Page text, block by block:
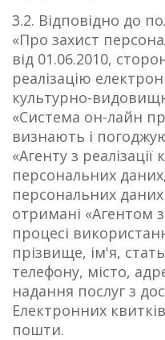
3.2. Відповідно до
«Про захист
від 01.06.2010,
реалізацію
культурно-
«Система он-лайн
визнають і
«Агенту з реалізації
персональних
персональних даних
отримані «Агентом з
процесі
прізвище, ім'я,
телефону, місто,
надання послуг з
Електронних
пошти.